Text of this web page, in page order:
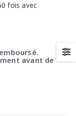
fois avec
avant de